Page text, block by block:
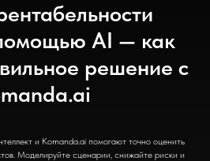
AI — как
решение с
и Komanda.ai помогают точно оценить
Моделируйте сценарии, снижайте риски и